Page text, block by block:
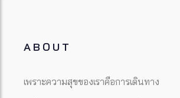
ABOUT
เพราะความสุขของเราคือการเดินทาง